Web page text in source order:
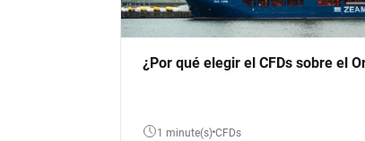
¿Por qué elegir el CFDs sobre el
1 minute(s) CFDs